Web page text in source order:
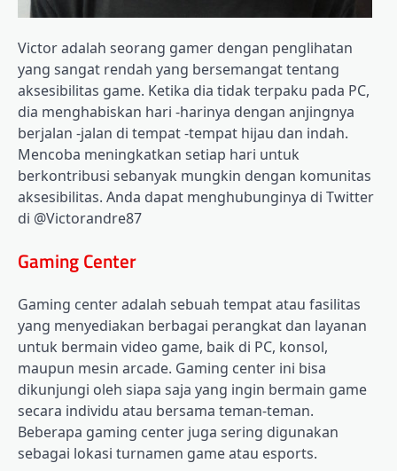
Victor adalah seorang gamer dengan penglihatan
yang sangat rendah yang bersemangat tentang
aksesibilitas game. Ketika dia tidak terpaku pada PC,
dia menghabiskan hari -harinya dengan anjingnya
berjalan -jalan di tempat -tempat hijau dan indah.
Mencoba meningkatkan setiap hari untuk
berkontribusi sebanyak mungkin dengan komunitas
aksesibilitas. Anda dapat menghubunginya di Twitter
di @Victorandre87
Gaming Center
Gaming center adalah sebuah tempat atau fasilitas
yang menyediakan berbagai perangkat dan layanan
untuk bermain video game, baik di PC, konsol,
maupun mesin arcade. Gaming center ini bisa
dikunjungi oleh siapa saja yang ingin bermain game
secara individu atau bersama teman-teman.
Beberapa gaming center juga sering digunakan
sebagai lokasi turnamen game atau esports.